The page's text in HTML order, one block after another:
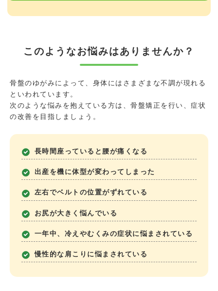
このようなお悩みはありませんか？
骨盤のゆがみによって、身体にはさまざまな不調が現れる
といわれています。
次のような悩みを抱えている方は、骨盤矯正を行い、症状
の改善を目指しましょう。
長時間座っていると腰が痛くなる
出産を機に体型が変わってしまった
左右でベルトの位置がずれている
お尻が大きく悩んでいる
一年中、冷えやむくみの症状に悩まされている
慢性的な肩こりに悩まされている